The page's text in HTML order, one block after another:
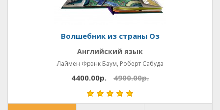
Волшебник из страны Оз
Английский язык
Лаймен Фрэнк Баум, Роберт Сабуда
4400.00р. 4900.00р.